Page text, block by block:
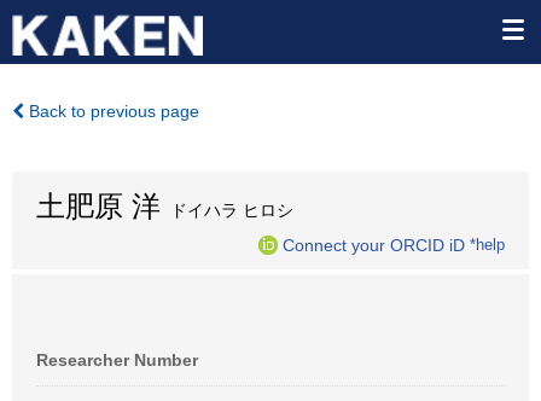
Back to previous page
土肥原 洋 ドイハラ ヒロシ
Connect your ORCID iD *help
Researcher Number